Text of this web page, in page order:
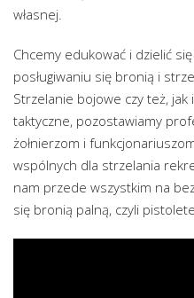
własnej.
Chcemy edukować i dzielić
posługiwaniu się bronią i
Strzelanie bojowe czy też,
taktyczne, pozostawiamy
żołnierzom i
wspólnych dla strzelania
nam przede wszystkim na
się bronią palną, czyli